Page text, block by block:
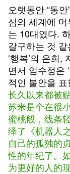
오랫동안 “동
심의 세계에
는 10대였다.
갈구하는 것
‘행복’의 은희
면서 임수정은
적인 불안을
长久以来都被
苏米是个在很
蜜桃般，线条
绎了《机器人
自己的孤独的
性的年纪了。
为更好的人的